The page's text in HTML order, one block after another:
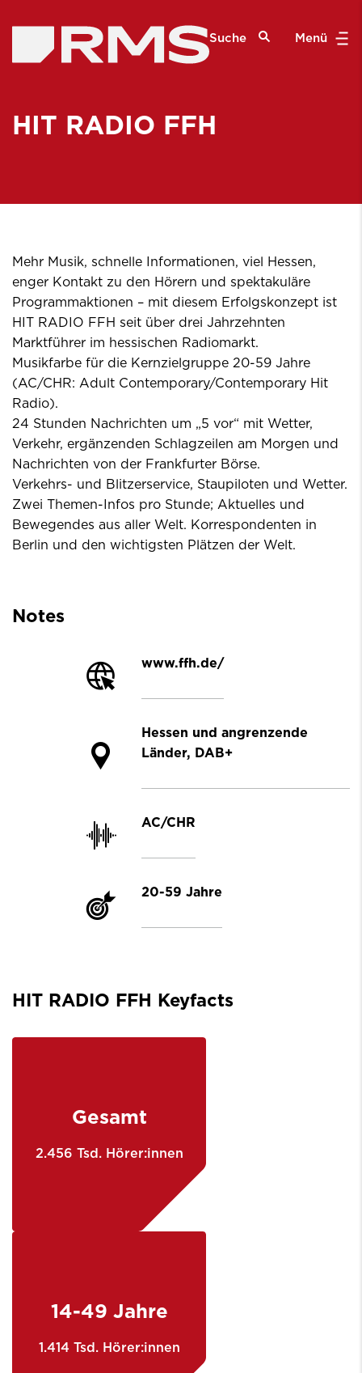
Suche Menü
HIT RADIO FFH
Mehr Musik, schnelle Informationen, viel Hessen,
enger Kontakt zu den Hörern und spektakuläre
Programmaktionen – mit diesem Erfolgskonzept ist
HIT RADIO FFH seit über drei Jahrzehnten
Marktführer im hessischen Radiomarkt.
Musikfarbe für die Kernzielgruppe 20-59 Jahre
(AC/CHR: Adult Contemporary/Contemporary Hit
Radio).
24 Stunden Nachrichten um „5 vor“ mit Wetter,
Verkehr, ergänzenden Schlagzeilen am Morgen und
Nachrichten von der Frankfurter Börse.
Verkehrs- und Blitzerservice, Staupiloten und Wetter.
Zwei Themen-Infos pro Stunde; Aktuelles und
Bewegendes aus aller Welt. Korrespondenten in
Berlin und den wichtigsten Plätzen der Welt.
Notes
www.ffh.de/
Hessen und angrenzende
Länder, DAB+
AC/CHR
20-59 Jahre
HIT RADIO FFH Keyfacts
Gesamt
2.456 Tsd. Hörer:innen
14-49 Jahre
1.414 Tsd. Hörer:innen